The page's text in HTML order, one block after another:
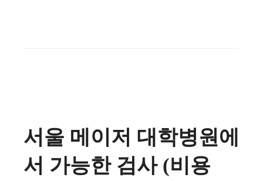
서울 메이저 대학병원에
서 가능한 검사 (비용